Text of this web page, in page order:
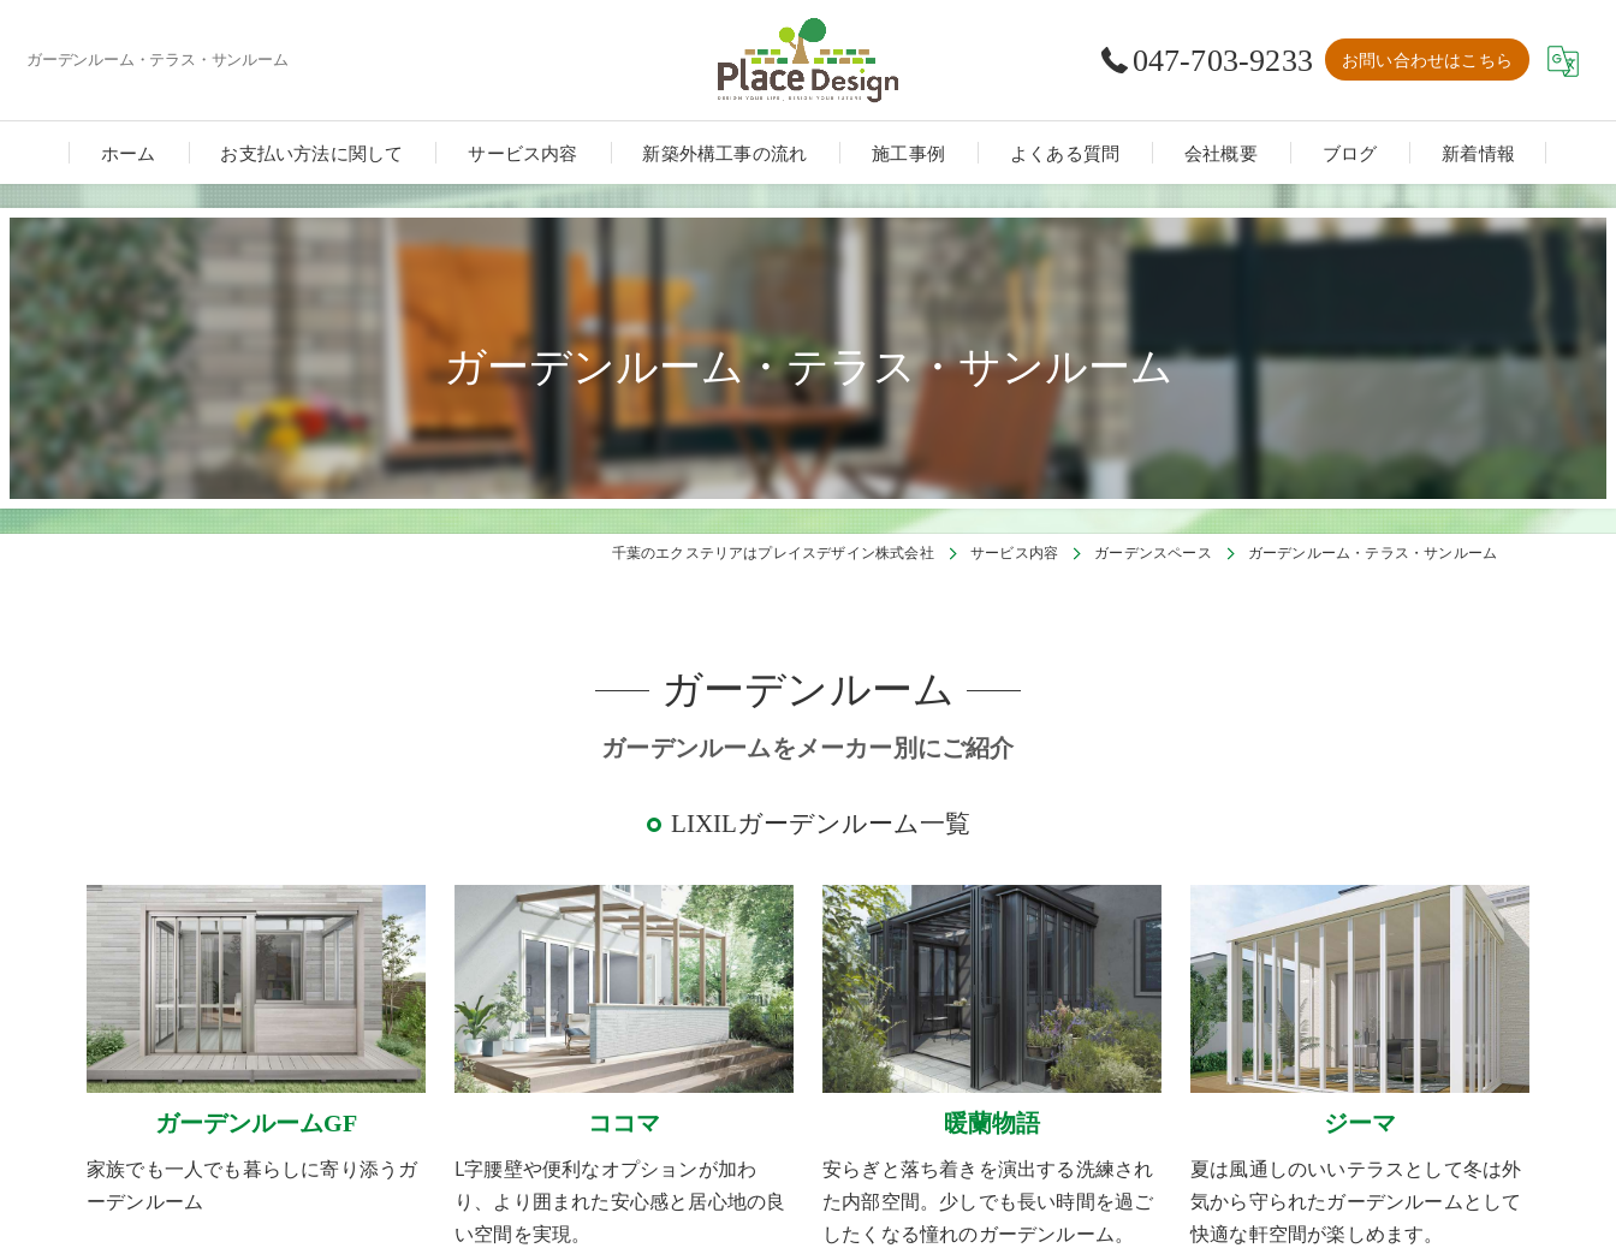
ガーデンルーム・テラス・サンルーム 047-703-9233 お問い合わせはこちら
ホーム お支払い方法に関して サービス内容
カーポート
ガーデンルーム・テラス・サンルーム
新築外構工事の流れ 施工事例 よくある質問 会社概要 ブログ 新着情報
ガーデンルーム・テラス・サンルーム
千葉のエクステリアはプレイスデザイン株式会社 サービス内容 ガーデンスペース ガーデンルーム・テラス・サンルーム
ガーデンルームをメーカー別にご紹介
ガーデンルーム
LIXILガーデンルーム一覧
ガーデンルームGF
家族でも一人でも暮らしに寄り添うガ
ーデンルーム
ココマ
L字腰壁や便利なオプションが加わ
り、より囲まれた安心感と居心地の良
い空間を実現。
暖蘭物語
安らぎと落ち着きを演出する洗練され
た内部空間。少しでも長い時間を過ご
したくなる憧れのガーデンルーム。
ジーマ
夏は風通しのいいテラスとして冬は外
気から守られたガーデンルームとして
快適な軒空間が楽しめます。